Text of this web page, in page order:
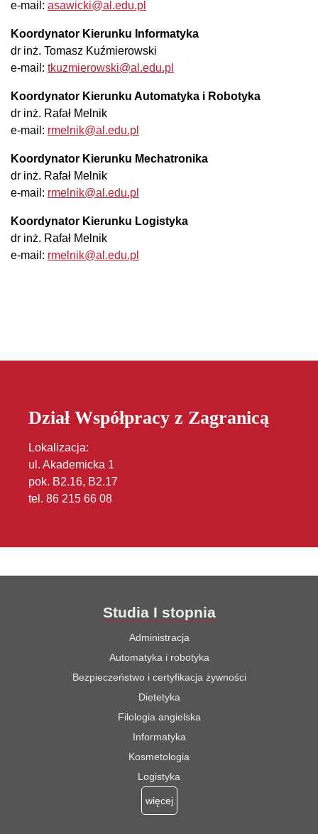
e-mail: asawicki@al.edu.pl
Koordynator Kierunku Informatyka
dr inż. Tomasz Kuźmierowski
e-mail: tkuzmierowski@al.edu.pl
Koordynator Kierunku Automatyka i Robotyka
dr inż. Rafał Melnik
e-mail: rmelnik@al.edu.pl
Koordynator Kierunku Mechatronika
dr inż. Rafał Melnik
e-mail: rmelnik@al.edu.pl
Koordynator Kierunku Logistyka
dr inż. Rafał Melnik
e-mail: rmelnik@al.edu.pl
Dział Współpracy z Zagranicą
Lokalizacja:
ul. Akademicka 1
pok. B2.16, B2.17
tel. 86 215 66 08
Studia I stopnia
Administracja
Automatyka i robotyka
Bezpieczeństwo i certyfikacja żywności
Dietetyka
Filologia angielska
Informatyka
Kosmetologia
Logistyka
więcej